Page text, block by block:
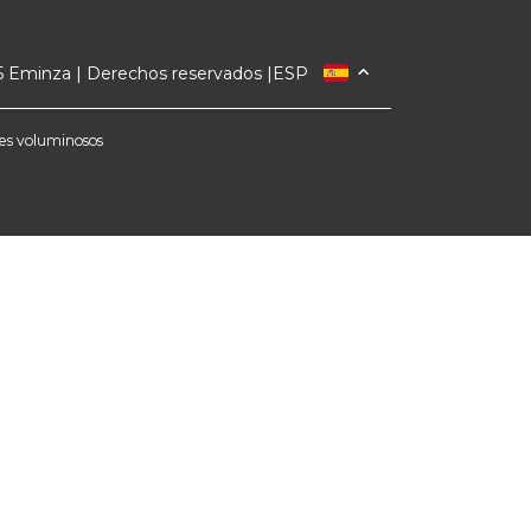
| Derechos reservados |FRANCIA
ITALIA
ESP
voluminosos